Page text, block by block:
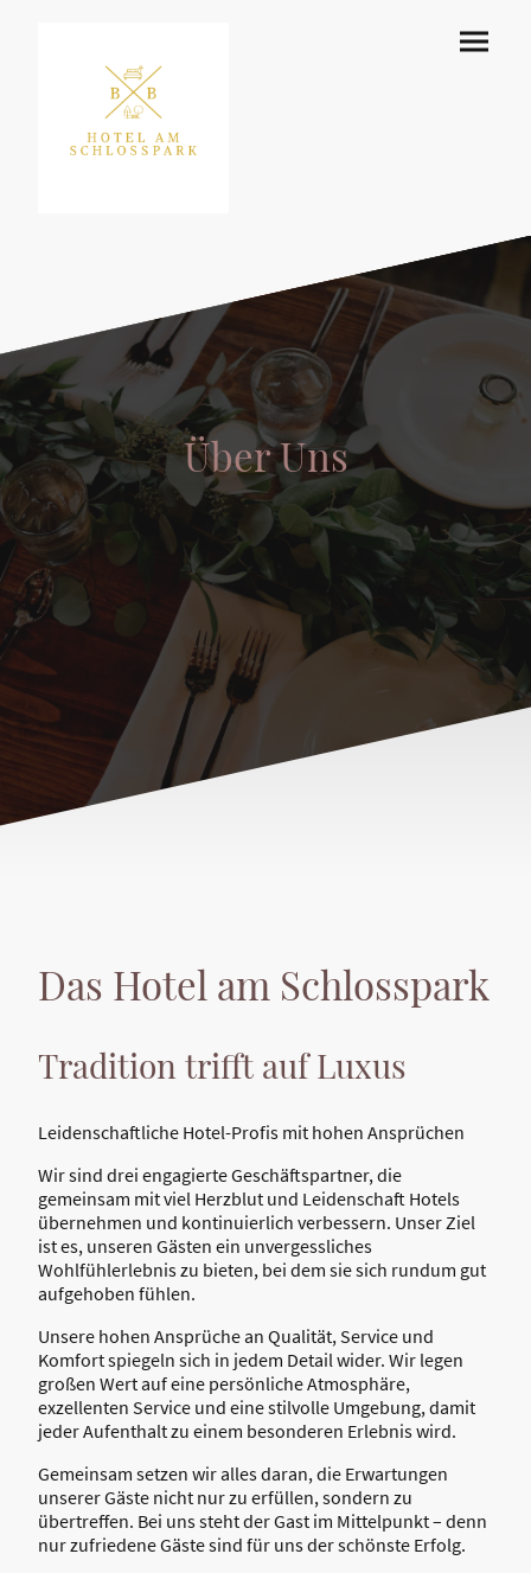
Über Uns
Das Hotel am Schlosspark
Tradition trifft auf Luxus
Leidenschaftliche Hotel-Profis mit hohen Ansprüchen
Wir sind drei engagierte Geschäftspartner, die
gemeinsam mit viel Herzblut und Leidenschaft Hotels
übernehmen und kontinuierlich verbessern. Unser Ziel
ist es, unseren Gästen ein unvergessliches
Wohlfühlerlebnis zu bieten, bei dem sie sich rundum gut
aufgehoben fühlen.
Unsere hohen Ansprüche an Qualität, Service und
Komfort spiegeln sich in jedem Detail wider. Wir legen
großen Wert auf eine persönliche Atmosphäre,
exzellenten Service und eine stilvolle Umgebung, damit
jeder Aufenthalt zu einem besonderen Erlebnis wird.
Gemeinsam setzen wir alles daran, die Erwartungen
unserer Gäste nicht nur zu erfüllen, sondern zu
übertreffen. Bei uns steht der Gast im Mittelpunkt – denn
nur zufriedene Gäste sind für uns der schönste Erfolg.